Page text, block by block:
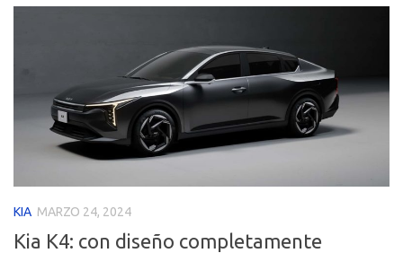
KIA MARZO 24, 2024
Kia K4: con diseño completamente